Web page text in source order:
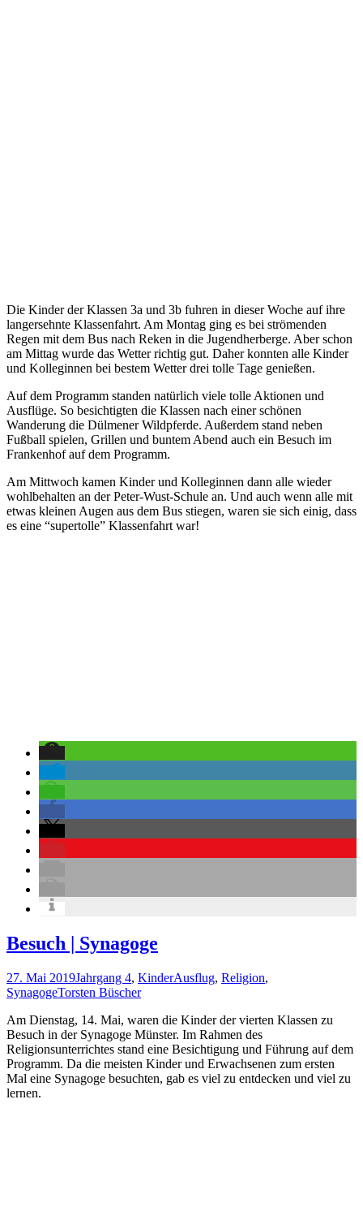
Die Kinder der Klassen 3a und 3b fuhren in dieser Woche auf ihre
langersehnte Klassenfahrt. Am Montag ging es bei strömenden
Regen mit dem Bus nach Reken in die Jugendherberge. Aber schon
am Mittag wurde das Wetter richtig gut. Daher konnten alle Kinder
und Kolleginnen bei bestem Wetter drei tolle Tage genießen.
Auf dem Programm standen natürlich viele tolle Aktionen und
Ausflüge. So besichtigten die Klassen nach einer schönen
Wanderung die Dülmener Wildpferde. Außerdem stand neben
Fußball spielen, Grillen und buntem Abend auch ein Besuch im
Frankenhof auf dem Programm.
Am Mittwoch kamen Kinder und Kolleginnen dann alle wieder
wohlbehalten an der Peter-Wust-Schule an. Und auch wenn alle mit
etwas kleinen Augen aus dem Bus stiegen, waren sie sich einig, dass
es eine “supertolle” Klassenfahrt war!
Besuch | Synagoge
27. Mai 2019Jahrgang 4, KinderAusflug, Religion,
SynagogeTorsten Büscher
Am Dienstag, 14. Mai, waren die Kinder der vierten Klassen zu
Besuch in der Synagoge Münster. Im Rahmen des
Religionsunterrichtes stand eine Besichtigung und Führung auf dem
Programm. Da die meisten Kinder und Erwachsenen zum ersten
Mal eine Synagoge besuchten, gab es viel zu entdecken und viel zu
lernen.